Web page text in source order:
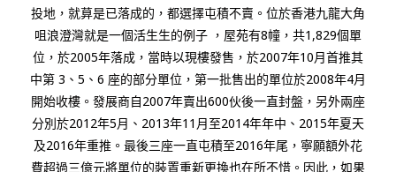
投地，就萛是已落成的，都選擇屯積不賣。位於香港九龍大角
咀浪澄灣就是一個活生生的例子 ，屋苑有8幢，共1,829個單
位，於2005年落成，當時以現樓發售，於2007年10月首推其
中第 3、5、6 座的部分單位，第一批售出的單位於2008年4月
開始收樓。發展商自2007年賣出600伙後一直封盤，另外兩座
分別於2012年5月、2013年11月至2014年年中、2015年夏天
及2016年重推。最後三座一直屯積至2016年尾，寧願額外花
費超過三億元將單位的裝置重新更換也在所不惜。因此，如果